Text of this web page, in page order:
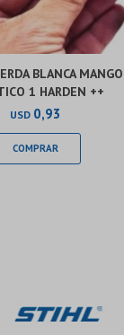
BLANCA MANGO
1 HARDEN ++
USD 0,93